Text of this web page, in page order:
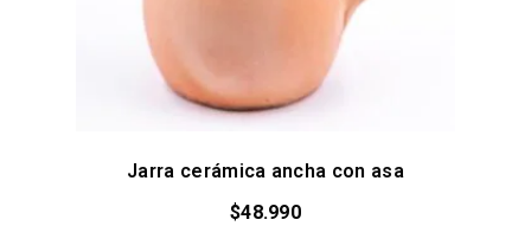
Jarra cerámica ancha con asa
$48.990